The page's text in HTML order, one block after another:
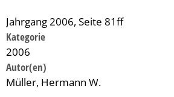
Jahrgang 2006, Seite 81ff
Kategorie
2006
Müller, Hermann W.